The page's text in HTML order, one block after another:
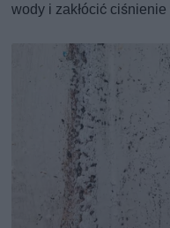
wody i zakłócić